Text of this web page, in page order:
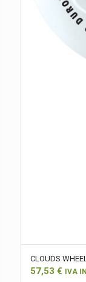
CLOUDS
57,53 € IVA